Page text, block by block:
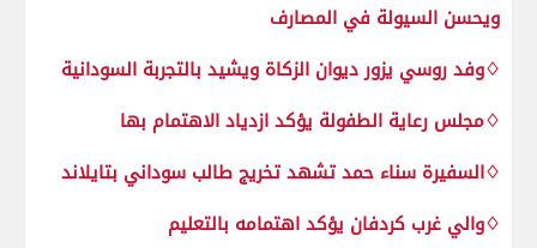
ويحسن السيولة في المصارف
♢وفد روسي يزور ديوان الزكاة ويشيد بالتجربة السودانية
♢مجلس رعاية الطفولة يؤكد ازدياد الاهتمام بها
♢السفيرة سناء حمد تشهد تخريج طالب سوداني بتايلاند
♢والي غرب كردفان يؤكد اهتمامه بالتعليم